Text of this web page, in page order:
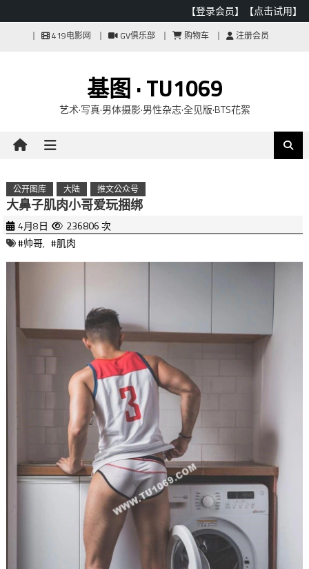
【登录会员】 【点击试用】
419电影网 GV俱乐部 购物车 注册会员
基图 · TU1069
艺术·写真·男体摄影·男性杂志·全见版·BTS花絮
公开图库 大陆 推文公众号
大鼻子肌肉小哥爱玩捆绑
4月8日
236806 次
#帅哥, #肌肉